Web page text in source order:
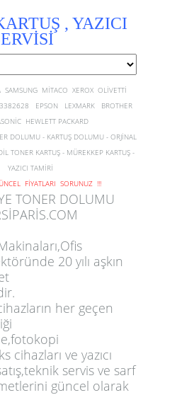
, YAZICI
SAMSUNG MİTACO XEROX OLİVETTİ
EPSON LEXMARK BROTHER
HEWLETT PACKARD
DOLUMU - KARTUŞ DOLUMU - ORJİNAL
TONER KARTUŞ - MÜREKKEP KARTUŞ -
YAZICI TAMİRİ
FİYATLARI SORUNUZ !!!
TONER DOLUMU
20 yılı aşkın
her geçen
fotokopi
cihazları ve yazıcı
servis ve sarf
güncel olarak